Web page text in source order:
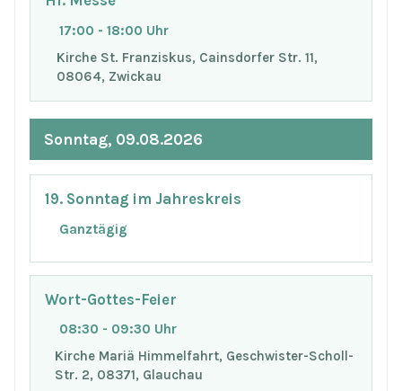
17:00 - 18:00 Uhr
Kirche St. Franziskus, Cainsdorfer Str. 11,
08064, Zwickau
Sonntag, 09.08.2026
19. Sonntag im Jahreskreis
Ganztägig
Wort-Gottes-Feier
08:30 - 09:30 Uhr
Kirche Mariä Himmelfahrt, Geschwister-Scholl-
Str. 2, 08371, Glauchau